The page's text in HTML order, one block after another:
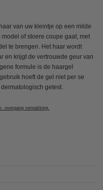
van uw kleintje op een milde
of stoere coupe gaat, met
te brengen. Het haar wordt
en krijgt de vertrouwde geur van
formule is de haargel
hoeft de gel niet per se
getest.
overgang verpakking.